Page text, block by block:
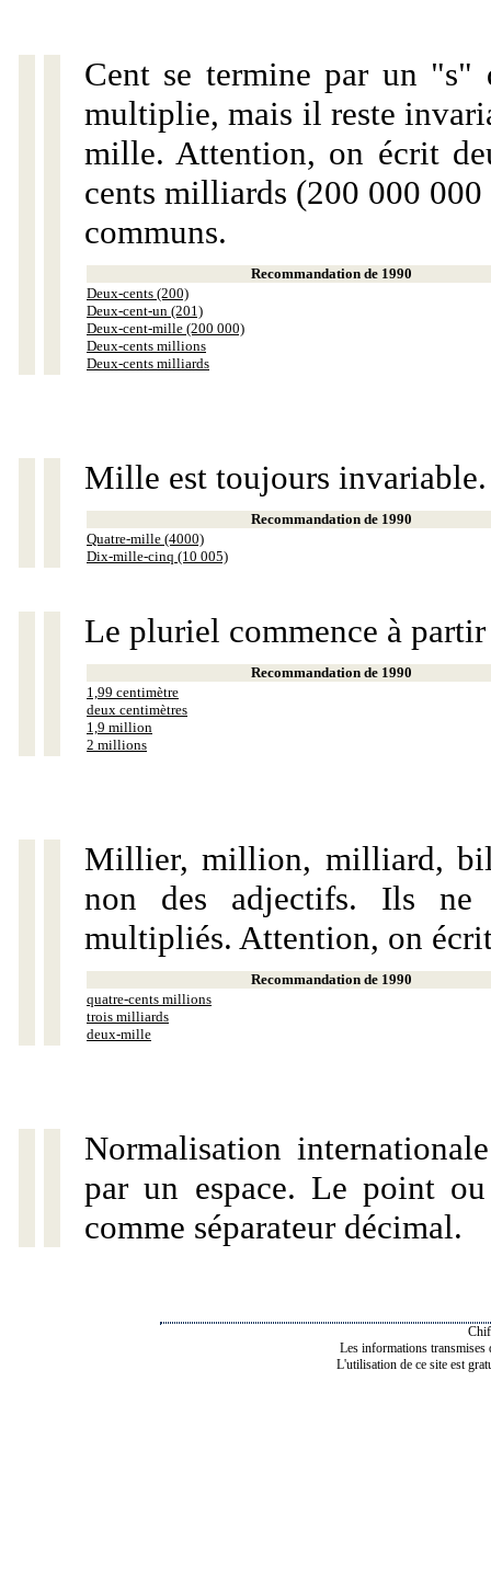
Cent se termine par un "s"
multiplie, mais il reste
mille. Attention, on écrit
cents milliards (200 000
communs.
Recommandation de 1990
Deux-cents (200)
Deux-cent-un (201)
Deux-cent-mille (200 000)
Deux-cents millions
Deux-cents milliards
Mille est toujours invariable.
Recommandation de 1990
Quatre-mille (4000)
Dix-mille-cinq (10 005)
Le pluriel commence à
Recommandation de 1990
1,99 centimètre
deux centimètres
1,9 million
2 millions
Millier, million, milliard,
non des adjectifs. Ils ne
multipliés. Attention, on
Recommandation de 1990
quatre-cents millions
trois milliards
deux-mille
Normalisation
par un espace. Le point
comme séparateur décimal.
Les informations transmises
L'utilisation de ce site est